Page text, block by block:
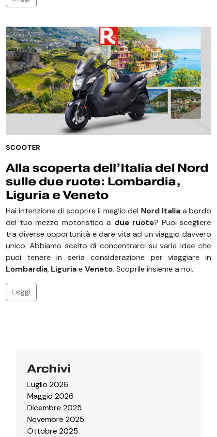
SCOOTER
Alla scoperta dell’Italia del Nord
sulle due ruote: Lombardia,
Liguria e Veneto
Hai intenzione di scoprire il meglio del Nord Italia a bordo
del tuo mezzo motoristico a due ruote? Puoi scegliere
tra diverse opportunità e dare vita ad un viaggio davvero
unico. Abbiamo scelto di concentrarci su varie idee che
puoi tenere in seria considerazione per viaggiare in
Lombardia, Liguriae Veneto. Scoprile insieme a noi.
Leggi
Archivi
Luglio 2026
Maggio 2026
Dicembre 2025
Novembre 2025
Ottobre 2025